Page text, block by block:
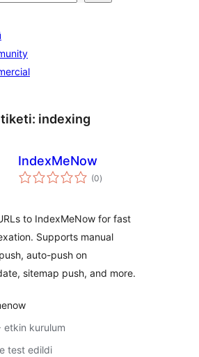
indexing
IndexMeNow
(0toplam
puan
)
to IndexMeNow for fast
Supports manual
auto-push on
sitemap push, and more.
etkin kurulum
test edildi